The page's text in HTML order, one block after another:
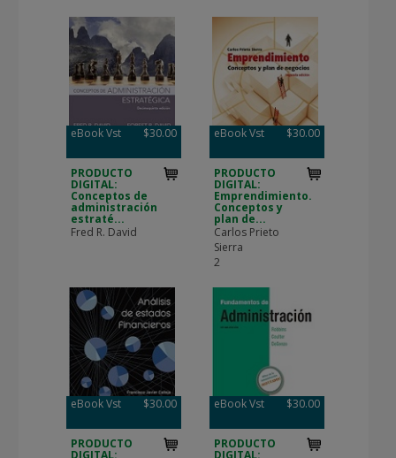
eBook Vst $30.00
PRODUCTO
DIGITAL:
Conceptos de
administración
estraté...
Fred R. David
eBook Vst $30.00
PRODUCTO
DIGITAL:
Emprendimiento.
Conceptos y
plan de...
Carlos Prieto
Sierra
2
eBook Vst $30.00
PRODUCTO
DIGITAL:
eBook Vst $30.00
PRODUCTO
DIGITAL: